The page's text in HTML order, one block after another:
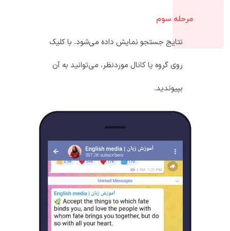
مرحله سوم
نتایج جستجو نمایش داده می‌شود. با کلیک
روی گروه یا کانال موردنظر، می‌توانید به آن
بپیوندید.